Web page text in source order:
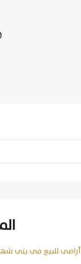
أراضي للبيع في يني